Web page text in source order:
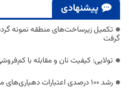
پیشنهادی
تکمیل زیرساخت‌های منطقه نمونه
گرفت
تولایی: کیفیت نان و مقابله با
رشد ۱۰۰ درصدی اعتبارات دهیاری‌های مازندران